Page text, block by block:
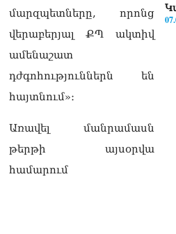
մարզպետները, որոնց
վերաբերյալ ՔՊ ակտիվ
ամենաշատ
դժգոհություններն են
հայտնում»։
Առավել մանրամասն
թերթի այսօրվա
համարում